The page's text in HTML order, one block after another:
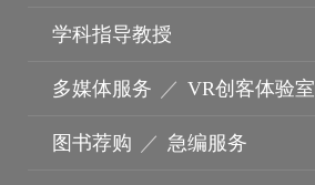
学科指导教授
多媒体服务 ／ VR创客体验室
图书荐购 ／ 急编服务